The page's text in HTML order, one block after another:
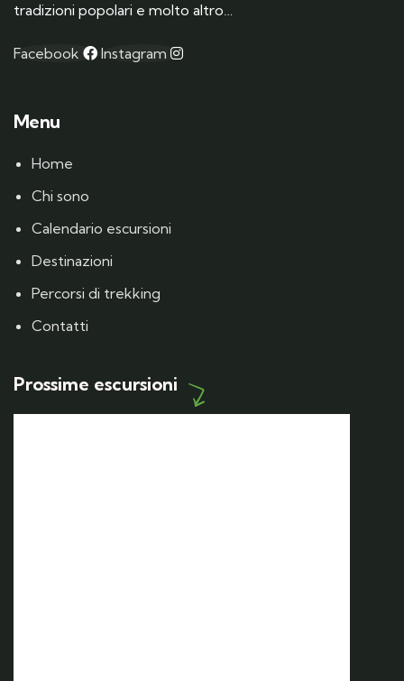
tradizioni popolari e molto altro…
Facebook Instagram
Menu
Home
Chi sono
Calendario escursioni
Destinazioni
Percorsi di trekking
Contatti
Prossime escursioni